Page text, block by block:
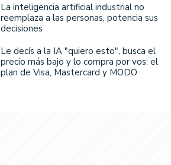
La inteligencia artificial industrial no
reemplaza a las personas, potencia sus
decisiones
Le decís a la IA "quiero esto", busca el
precio más bajo y lo compra por vos: el
plan de Visa, Mastercard y MODO